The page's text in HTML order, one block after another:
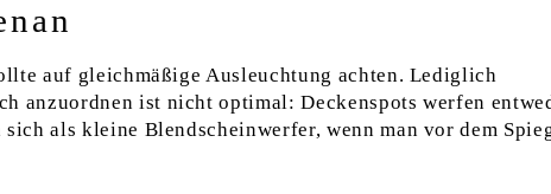
auf gleichmäßige Ausleuchtung achten. Lediglich
anzuordnen ist nicht optimal: Deckenspots werfen
als kleine Blendscheinwerfer, wenn man vor dem